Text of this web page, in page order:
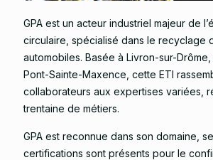
GPA est un acteur industriel majeur de
circulaire, spécialisé dans le recyclage
automobiles. Basée à Livron-sur-
Pont-Sainte-Maxence, cette ETI
collaborateurs aux expertises variées,
trentaine de métiers.
GPA est reconnue dans son domaine,
certifications sont présents pour le